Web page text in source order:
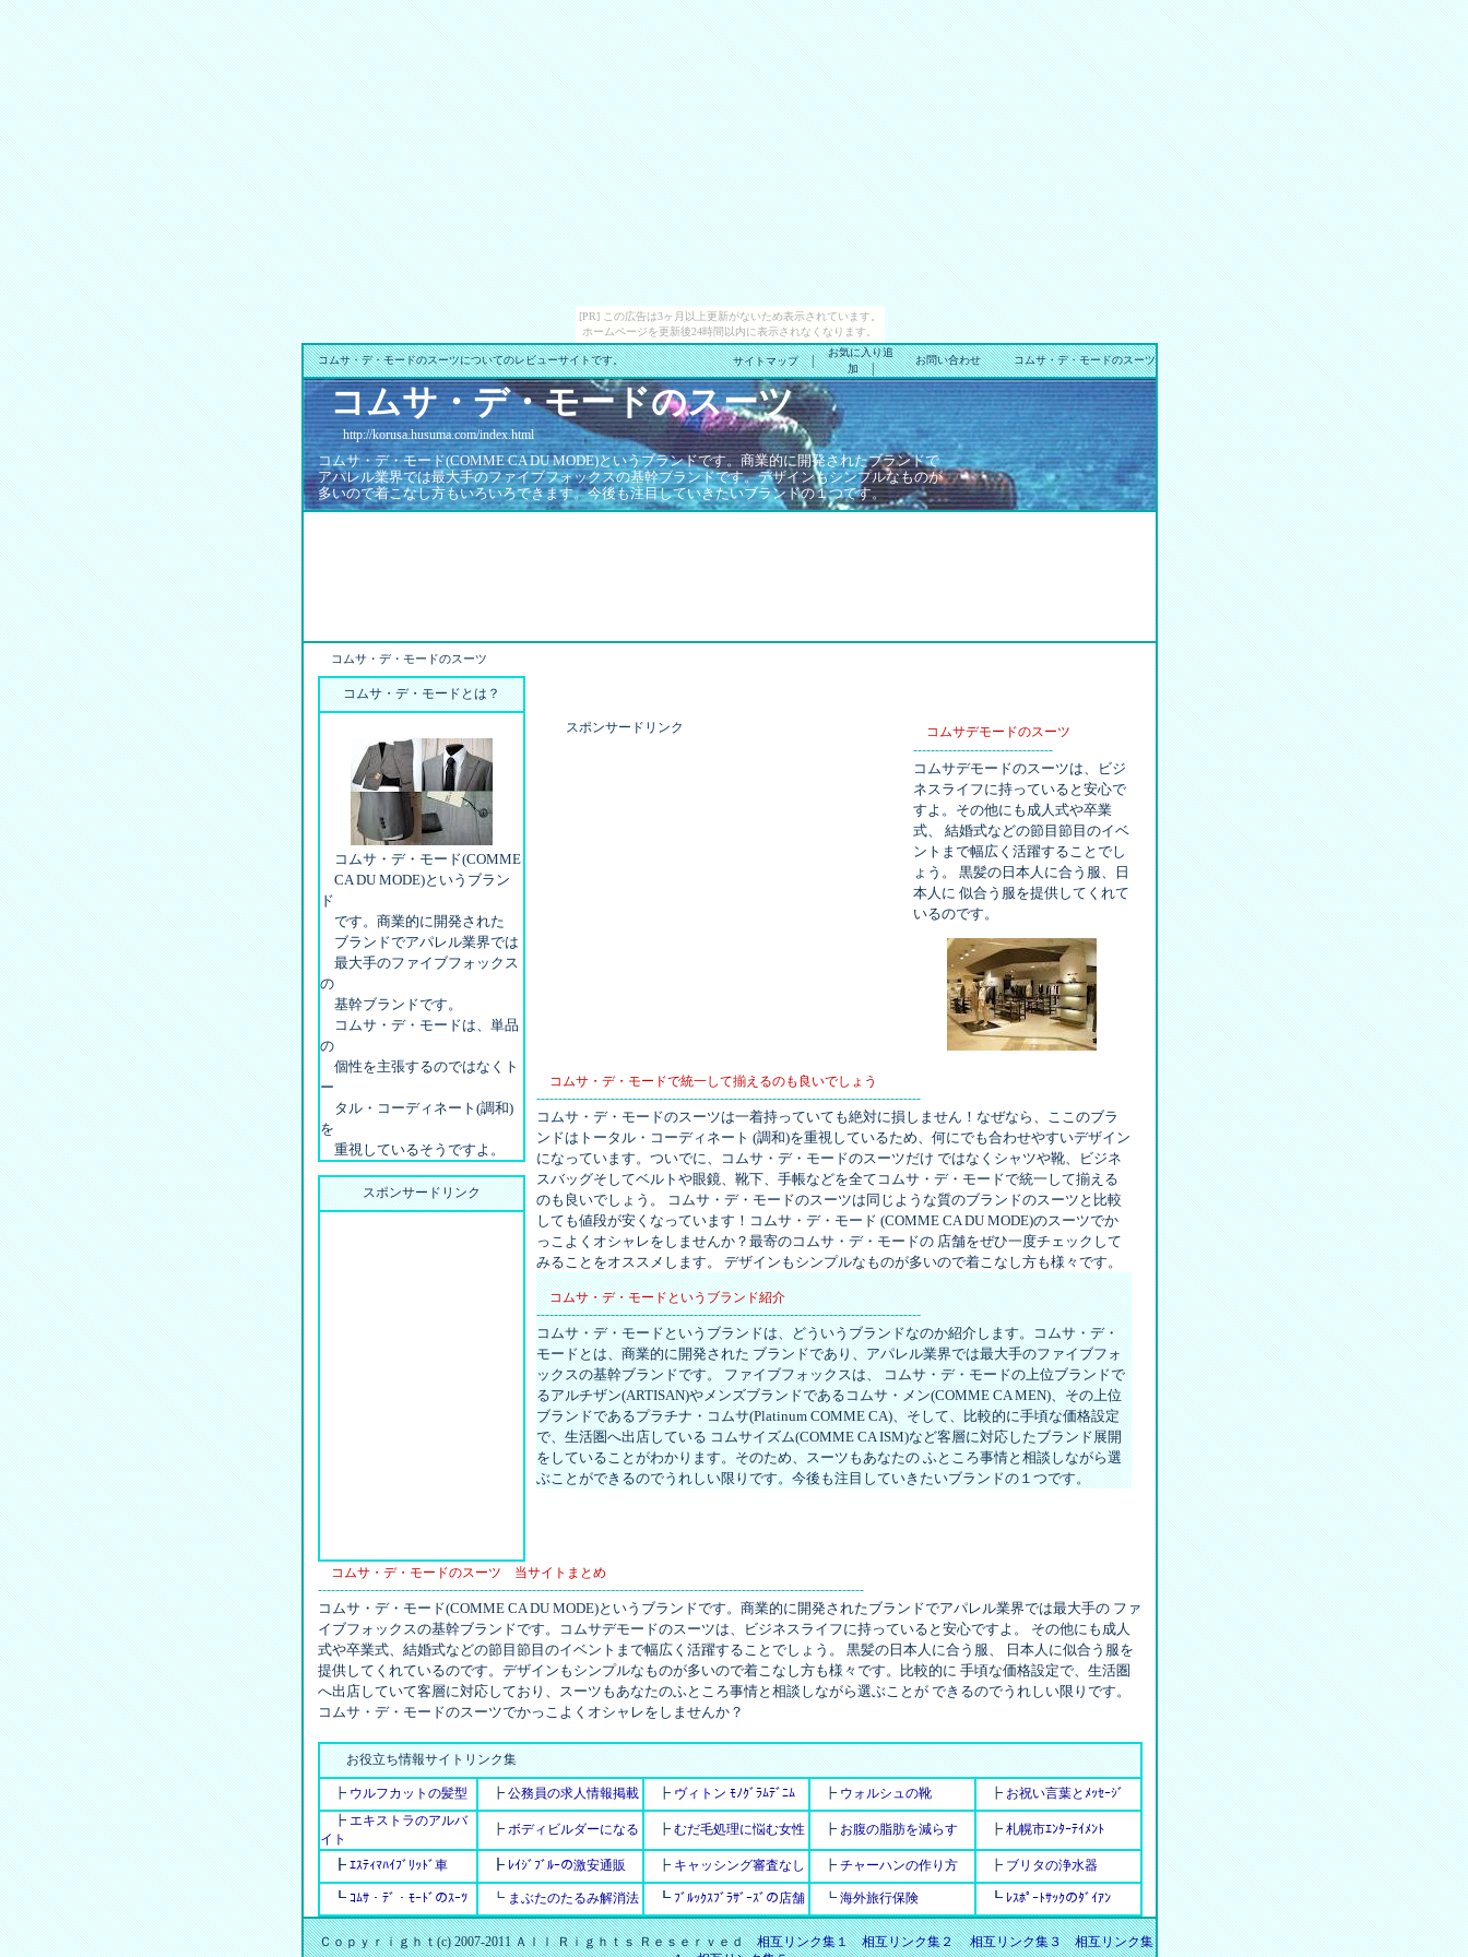
[PR] この広告は3ヶ月以上更新がないため表示されています。
ホームページを更新後24時間以内に表示されなくなります。
コムサ・デ・モードのスーツについてのレビューサイトです。 サイトマップ|
お気に入り追
加|
お問い合わせ コムサ・デ・モードのスーツ
コムサ・デ・モードのスーツ
http://korusa.husuma.com/index.html
コムサ・デ・モード(COMME CA DU MODE)というブランドです。商業的に開発されたブランドで
アパレル業界では最大手のファイブフォックスの基幹ブランドです。デザインもシンプルなものが
多いので着こなし方もいろいろできます。今後も注目していきたいブランドの１つです。
コムサ・デ・モードのスーツ
コムサ・デ・モードとは？
コムサ・デ・モード(COMME
CA DU MODE)というブラン
ド
です。商業的に開発された
ブランドでアパレル業界では
最大手のファイブフォックス
の
基幹ブランドです。
コムサ・デ・モードは、単品
の
個性を主張するのではなくト
ー
タル・コーディネート(調和)
を
重視しているそうですよ。
スポンサードリンク
スポンサードリンク
コムサデモードのスーツ
--------------------------------
コムサデモードのスーツは、ビジ
ネスライフに持っていると安心で
すよ。その他にも成人式や卒業
式、 結婚式などの節目節目のイベ
ントまで幅広く活躍することでし
ょう。 黒髪の日本人に合う服、日
本人に 似合う服を提供してくれて
いるのです。
コムサ・デ・モードで統一して揃えるのも良いでしょう
----------------------------------------------------------------------------------------
コムサ・デ・モードのスーツは一着持っていても絶対に損しません！なぜなら、ここのブラ
ンドはトータル・コーディネート (調和)を重視しているため、何にでも合わせやすいデザイン
になっています。ついでに、コムサ・デ・モードのスーツだけ ではなくシャツや靴、ビジネ
スバッグそしてベルトや眼鏡、靴下、手帳などを全てコムサ・デ・モードで統一して揃える
のも良いでしょう。 コムサ・デ・モードのスーツは同じような質のブランドのスーツと比較
しても値段が安くなっています！コムサ・デ・モード (COMME CA DU MODE)のスーツでか
っこよくオシャレをしませんか？最寄のコムサ・デ・モードの 店舗をぜひ一度チェックして
みることをオススメします。 デザインもシンプルなものが多いので着こなし方も様々です。
コムサ・デ・モードというブランド紹介
----------------------------------------------------------------------------------------
コムサ・デ・モードというブランドは、どういうブランドなのか紹介します。コムサ・デ・
モードとは、商業的に開発された ブランドであり、アパレル業界では最大手のファイブフォ
ックスの基幹ブランドです。 ファイブフォックスは、 コムサ・デ・モードの上位ブランドで
るアルチザン(ARTISAN)やメンズブランドであるコムサ・メン(COMME CA MEN)、その上位
ブランドであるプラチナ・コムサ(Platinum COMME CA)、そして、比較的に手頃な価格設定
で、生活圏へ出店している コムサイズム(COMME CA ISM)など客層に対応したブランド展開
をしていることがわかります。そのため、スーツもあなたの ふところ事情と相談しながら選
ぶことができるのでうれしい限りです。今後も注目していきたいブランドの１つです。
コムサ・デ・モードのスーツ 当サイトまとめ
-----------------------------------------------------------------------------------------------------------------------------
コムサ・デ・モード(COMME CA DU MODE)というブランドです。商業的に開発されたブランドでアパレル業界では最大手の ファ
イブフォックスの基幹ブランドです。コムサデモードのスーツは、ビジネスライフに持っていると安心ですよ。 その他にも成人
式や卒業式、結婚式などの節目節目のイベントまで幅広く活躍することでしょう。 黒髪の日本人に合う服、 日本人に似合う服を
提供してくれているのです。デザインもシンプルなものが多いので着こなし方も様々です。比較的に 手頃な価格設定で、生活圏
へ出店していて客層に対応しており、スーツもあなたのふところ事情と相談しながら選ぶことが できるのでうれしい限りです。
コムサ・デ・モードのスーツでかっこよくオシャレをしませんか？
お役立ち情報サイトリンク集
┣ ウルフカットの髪型 ┣ 公務員の求人情報掲載 ┣ ヴィトン ﾓﾉｸﾞﾗﾑﾃﾞﾆﾑ ┣ ウォルシュの靴 ┣ お祝い言葉とﾒｯｾｰｼﾞ
┣ エキストラのアルバ
イト
┣ ボディビルダーになる ┣ むだ毛処理に悩む女性 ┣ お腹の脂肪を減らす ┣ 札幌市ｴﾝﾀｰﾃｲﾒﾝﾄ
┣ ｴｽﾃｨﾏﾊｲﾌﾞﾘｯﾄﾞ車 ┣ ﾚｲｼﾞﾌﾞﾙｰの激安通販 ┣ キャッシング審査なし ┣ チャーハンの作り方 ┣ ブリタの浄水器
┗ ｺﾑｻ・ﾃﾞ・ﾓｰﾄﾞのｽｰﾂ ┗ まぶたのたるみ解消法 ┗ ﾌﾞﾙｯｸｽﾌﾞﾗｻﾞｰｽﾞの店舗 ┗ 海外旅行保険 ┗ ﾚｽﾎﾟｰﾄｻｯｸのﾀﾞｲｱﾝ
Ｃｏｐｙｒｉｇｈｔ(c) 2007-2011 Ａｌｌ Ｒｉｇｈｔｓ Ｒｅｓｅｒｖｅｄ相互リンク集１ 相互リンク集２ 相互リンク集３
相互リンク集